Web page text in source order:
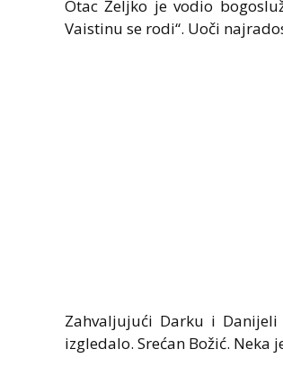
Otac Željko je vodio
Vaistinu se rodi“. Uoči
Zahvaljujući Darku i
izgledalo. Srećan Božić. Neka